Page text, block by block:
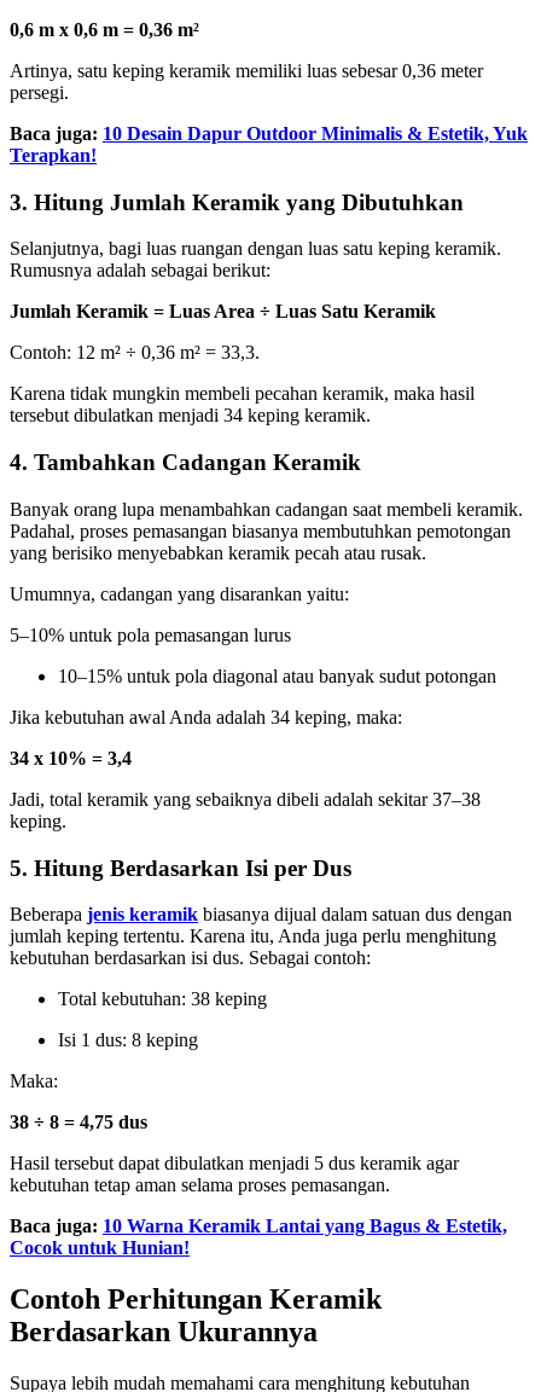
0,6 m x 0,6 m = 0,36 m²
Artinya, satu keping keramik memiliki luas sebesar 0,36 meter
persegi.
Baca juga: 10 Desain Dapur Outdoor Minimalis & Estetik, Yuk
Terapkan!
3. Hitung Jumlah Keramik yang Dibutuhkan
Selanjutnya, bagi luas ruangan dengan luas satu keping keramik.
Rumusnya adalah sebagai berikut:
Jumlah Keramik = Luas Area ÷ Luas Satu Keramik
Contoh: 12 m² ÷ 0,36 m² = 33,3.
Karena tidak mungkin membeli pecahan keramik, maka hasil
tersebut dibulatkan menjadi 34 keping keramik.
4. Tambahkan Cadangan Keramik
Banyak orang lupa menambahkan cadangan saat membeli keramik.
Padahal, proses pemasangan biasanya membutuhkan pemotongan
yang berisiko menyebabkan keramik pecah atau rusak.
Umumnya, cadangan yang disarankan yaitu:
5–10% untuk pola pemasangan lurus
10–15% untuk pola diagonal atau banyak sudut potongan
Jika kebutuhan awal Anda adalah 34 keping, maka:
34 x 10% = 3,4
Jadi, total keramik yang sebaiknya dibeli adalah sekitar 37–38
keping.
5. Hitung Berdasarkan Isi per Dus
Beberapa jenis keramik biasanya dijual dalam satuan dus dengan
jumlah keping tertentu. Karena itu, Anda juga perlu menghitung
kebutuhan berdasarkan isi dus. Sebagai contoh:
Total kebutuhan: 38 keping
Isi 1 dus: 8 keping
Maka:
38 ÷ 8 = 4,75 dus
Hasil tersebut dapat dibulatkan menjadi 5 dus keramik agar
kebutuhan tetap aman selama proses pemasangan.
Baca juga: 10 Warna Keramik Lantai yang Bagus & Estetik,
Cocok untuk Hunian!
Contoh Perhitungan Keramik
Berdasarkan Ukurannya
Supaya lebih mudah memahami cara menghitung kebutuhan